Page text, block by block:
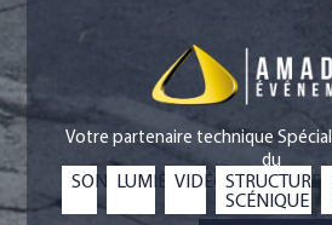
Votre partenaire technique
du
SON LUMIÈREVIDÉOSTRUCTURE
SCÉNIQUE